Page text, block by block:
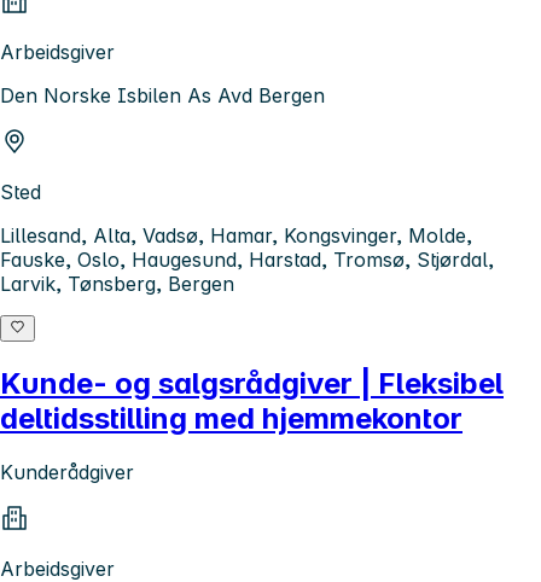
Arbeidsgiver
Den Norske Isbilen As Avd Bergen
Sted
Lillesand, Alta, Vadsø, Hamar, Kongsvinger, Molde,
Fauske, Oslo, Haugesund, Harstad, Tromsø, Stjørdal,
Larvik, Tønsberg, Bergen
Kunde- og salgsrådgiver | Fleksibel
deltidsstilling med hjemmekontor
Kunderådgiver
Arbeidsgiver